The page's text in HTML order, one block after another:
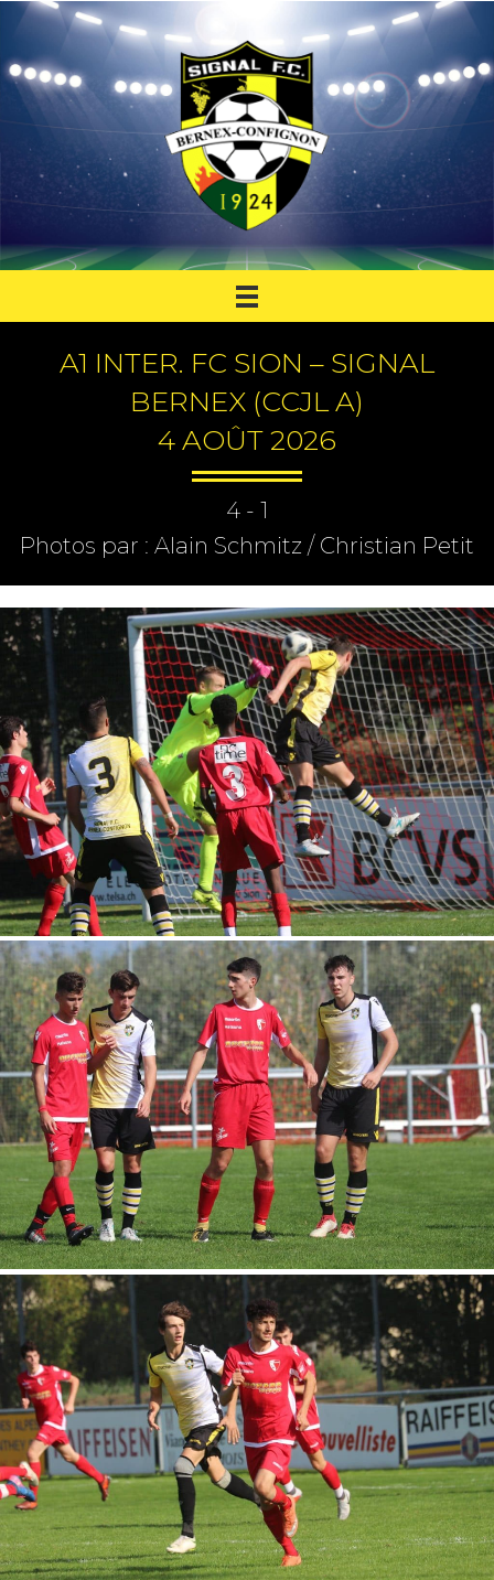
A1 INTER. FC SION – SIGNAL
BERNEX (CCJL A)
4 AOÛT 2026
4 - 1
Photos par : Alain Schmitz / Christian Petit